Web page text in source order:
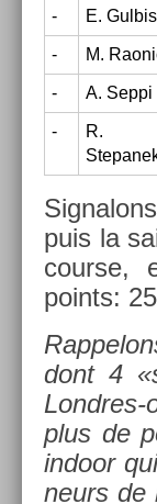
- E. Gul­bis
- M.
- A. Seppi
-
R.
puis la
co­ur­se,
points:
dont 4
plus de
in­door
neurs de